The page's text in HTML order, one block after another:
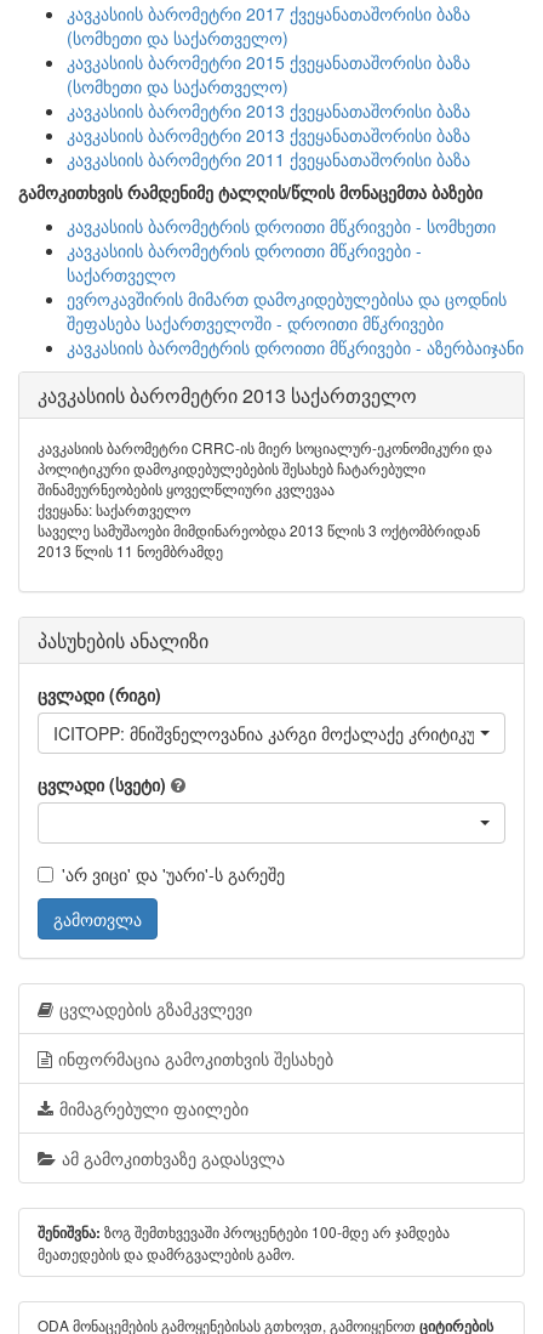
კავკასიის ბარომეტრი 2017 ქვეყანათაშორისი ბაზა
(სომხეთი და საქართველო)
კავკასიის ბარომეტრი 2015 ქვეყანათაშორისი ბაზა
(სომხეთი და საქართველო)
კავკასიის ბარომეტრი 2013 ქვეყანათაშორისი ბაზა
კავკასიის ბარომეტრი 2013 ქვეყანათაშორისი ბაზა
კავკასიის ბარომეტრი 2011 ქვეყანათაშორისი ბაზა
გამოკითხვის რამდენიმე ტალღის/წლის მონაცემთა ბაზები
კავკასიის ბარომეტრის დროითი მწკრივები - სომხეთი
კავკასიის ბარომეტრის დროითი მწკრივები -
საქართველო
ევროკავშირის მიმართ დამოკიდებულებისა და ცოდნის
შეფასება საქართველოში - დროითი მწკრივები
კავკასიის ბარომეტრის დროითი მწკრივები - აზერბაიჯანი
კავკასიის ბარომეტრი 2013 საქართველო
კავკასიის ბარომეტრი CRRC-ის მიერ სოციალურ-ეკონომიკური და
პოლიტიკური დამოკიდებულებების შესახებ ჩატარებული
შინამეურნეობების ყოველწლიური კვლევაა
ქვეყანა: საქართველო
საველე სამუშაოები მიმდინარეობდა 2013 წლის 3 ოქტომბრიდან
2013 წლის 11 ნოემბრამდე
პასუხების ანალიზი
ცვლადი (რიგი)
ICITOPP: მნიშვნელოვანია კარგი მოქალაქე კრიტიკული
ცვლადი (სვეტი)
'არ ვიცი' და 'უარი'-ს გარეშე
გამოთვლა
ცვლადების გზამკვლევი
ინფორმაცია გამოკითხვის შესახებ
მიმაგრებული ფაილები
ამ გამოკითხვაზე გადასვლა
შენიშვნა: ზოგ შემთხვევაში პროცენტები 100-მდე არ ჯამდება
მეათედების და დამრგვალების გამო.
ODA მონაცემების გამოყენებისას გთხოვთ, გამოიყენოთ ციტირების